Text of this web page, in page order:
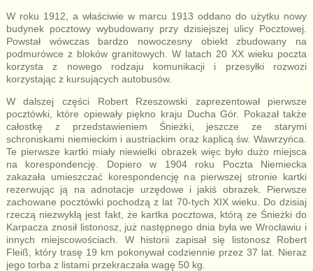
W roku 1912, a właściwie w marcu 1913 oddano do użytku nowy
budynek pocztowy wybudowany przy dzisiejszej ulicy Pocztowej.
Powstał wówczas bardzo nowoczesny obiekt zbudowany na
podmurówce z bloków granitowych. W latach 20 XX wieku poczta
korzysta z nowego rodzaju komunikacji i przesyłki rozwozi
korzystając z kursujących autobusów.
W dalszej części Robert Rzeszowski zaprezentował pierwsze
pocztówki, które opiewały piękno kraju Ducha Gór. Pokazał także
całostkę z przedstawieniem Śnieżki, jeszcze ze starymi
schroniskami niemieckim i austriackim oraz kaplicą św. Wawrzyńca.
Te pierwsze kartki miały niewielki obrazek więc było dużo miejsca
na korespondencję. Dopiero w 1904 roku Poczta Niemiecka
zakazała umieszczać korespondencję na pierwszej stronie kartki
rezerwując ją na adnotacje urzędowe i jakiś obrazek. Pierwsze
zachowane pocztówki pochodzą z lat 70-tych XIX wieku. Do dzisiaj
rzeczą niezwykłą jest fakt, że kartka pocztowa, którą ze Śnieżki do
Karpacza znosił listonosz, już następnego dnia była we Wrocławiu i
innych miejscowościach. W historii zapisał się listonosz Robert
Fleiß, który trasę 19 km pokonywał codziennie przez 37 lat. Nieraz
jego torba z listami przekraczała wagę 50 kg.